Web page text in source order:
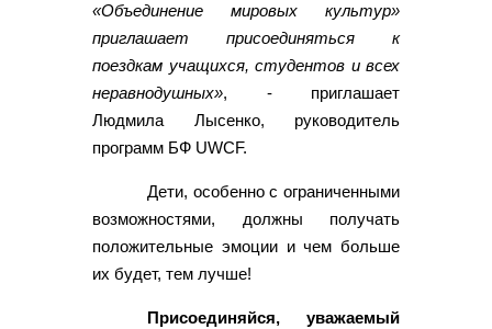
«Объединение мировых культур»
приглашает присоединяться к
поездкам учащихся, студентов и всех
неравнодушных», - приглашает
Людмила Лысенко, руководитель
программ БФ UWCF.
Дети, особенно с ограниченными
возможностями, должны получать
положительные эмоции и чем больше
их будет, тем лучше!
Присоединяйся, уважаемый